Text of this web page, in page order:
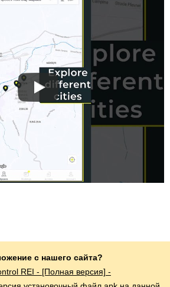
с нашего сайта?
REI - [Полная версия] -